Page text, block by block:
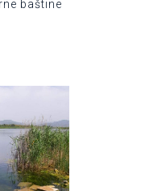
baštine